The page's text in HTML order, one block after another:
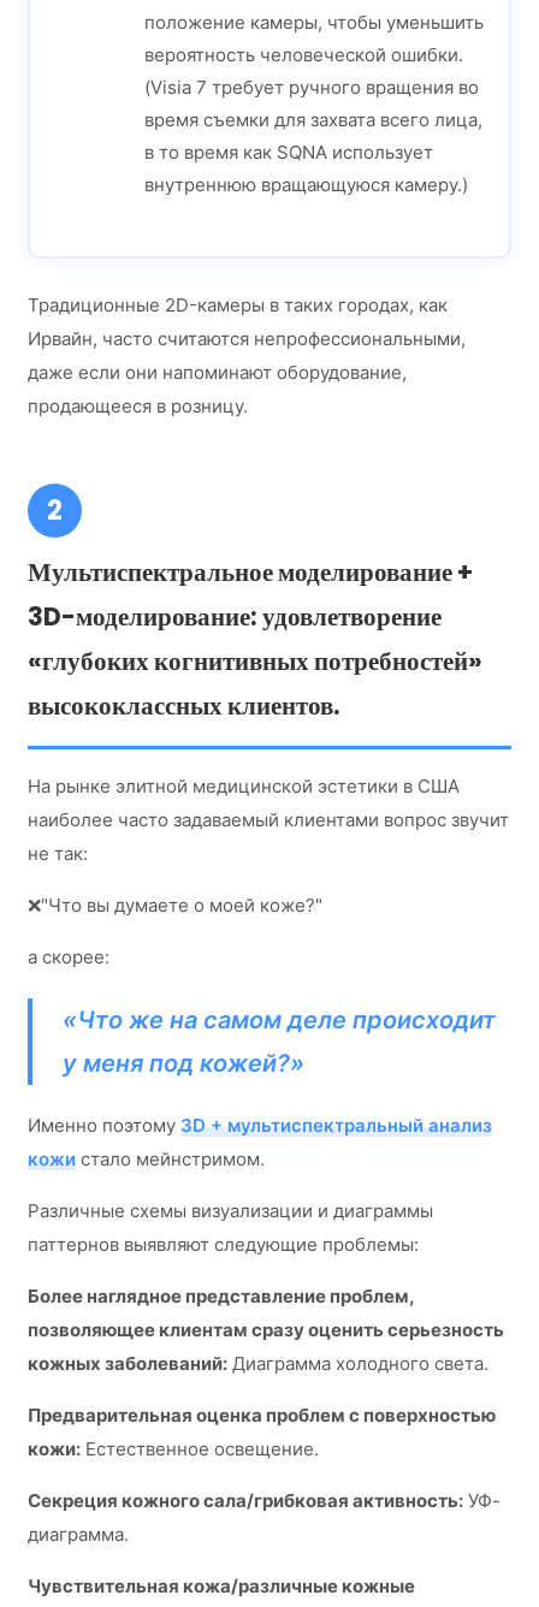
положение камеры, чтобы уменьшить
вероятность человеческой ошибки.
(Visia 7 требует ручного вращения во
время съемки для захвата всего лица,
в то время как SQNA использует
внутреннюю вращающуюся камеру.)
Традиционные 2D-камеры в таких городах, как
Ирвайн, часто считаются непрофессиональными,
даже если они напоминают оборудование,
продающееся в розницу.
2
Мультиспектральное моделирование +
3D-моделирование: удовлетворение
«глубоких когнитивных потребностей»
высококлассных клиентов.
На рынке элитной медицинской эстетики в США
наиболее часто задаваемый клиентами вопрос звучит
не так:
❌"Что вы думаете о моей коже?"
а скорее:
«Что же на самом деле происходит
у меня под кожей?»
Именно поэтому 3D + мультиспектральный анализ
кожистало мейнстримом.
Различные схемы визуализации и диаграммы
паттернов выявляют следующие проблемы:
Более наглядное представление проблем,
позволяющее клиентам сразу оценить серьезность
кожных заболеваний:Диаграмма холодного света.
Предварительная оценка проблем с поверхностью
кожи:Естественное освещение.
Секреция кожного сала/грибковая активность:УФ-
диаграмма.
Чувствительная кожа/различные кожные